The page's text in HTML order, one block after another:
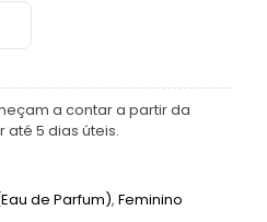
a contar a partir da
5 dias úteis.
de Parfum), Feminino